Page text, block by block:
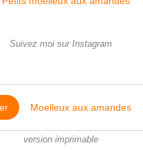
Suivez moi sur Instagram
Moelleux aux amandes
version imprimable